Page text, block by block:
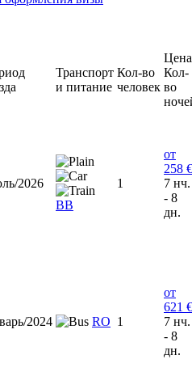
Транспорт
и питание
Кол-во
человек
Кол-
во
2026
ВВ
1
от
258 €
7 нч.
- 8
дн.
2024 RO 1
от
621 €
7 нч.
- 8
дн.